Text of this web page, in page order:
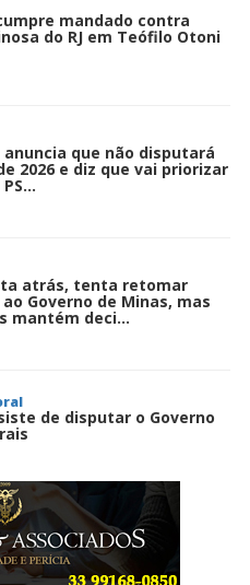
mandado contra
do RJ em Teófilo Otoni
anuncia que não disputará
2026 e diz que vai priorizar
atrás, tenta retomar
Governo de Minas, mas
mantém deci...
de disputar o Governo
entenda o que é